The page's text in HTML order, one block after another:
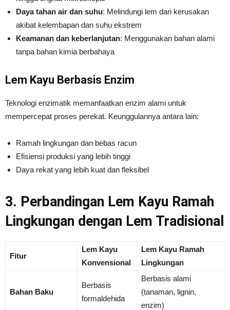
Daya tahan air dan suhu: Melindungi lem dari kerusakan
akibat kelembapan dan suhu ekstrem
Keamanan dan keberlanjutan: Menggunakan bahan alami
tanpa bahan kimia berbahaya
Lem Kayu Berbasis Enzim
Teknologi enzimatik memanfaatkan enzim alami untuk
mempercepat proses perekat. Keunggulannya antara lain:
Ramah lingkungan dan bebas racun
Efisiensi produksi yang lebih tinggi
Daya rekat yang lebih kuat dan fleksibel
3. Perbandingan Lem Kayu Ramah
Lingkungan dengan Lem Tradisional
Fitur
Lem Kayu
Konvensional
Lem Kayu Ramah
Lingkungan
Bahan Baku
Berbasis
formaldehida
Berbasis alami
(tanaman, lignin,
enzim)